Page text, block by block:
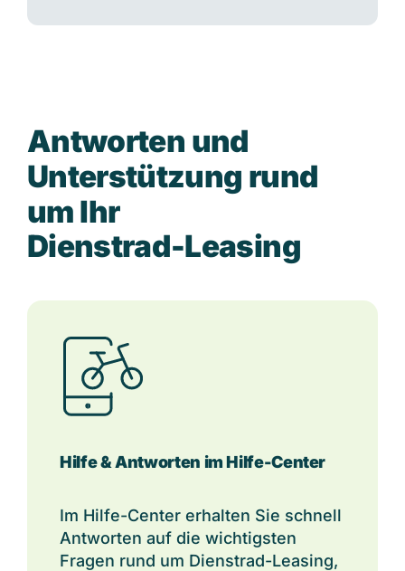
Antworten und
Unterstützung rund
um Ihr
Dienstrad-Leasing
Hilfe & Antworten im Hilfe-Center
Im Hilfe-Center erhalten Sie schnell
Antworten auf die wichtigsten
Fragen rund um Dienstrad-Leasing,